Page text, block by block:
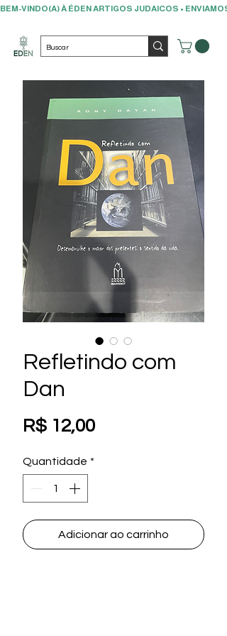
BEM-VINDO(A) À ÉDEN ARTIGOS JUDAICOS •
Refletindo com
Dan
R$ 12,00Preço
Quantidade *
Adicionar ao carrinho